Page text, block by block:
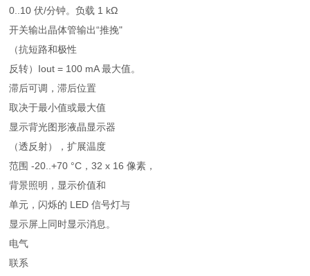
0..10 伏/分钟。负载 1 kΩ
开关输出晶体管输出“推挽"
（抗短路和极性
反转）Iout = 100 mA 最大值。
滞后可调，滞后位置
取决于最小值或最大值
显示背光图形液晶显示器
（透反射），扩展温度
范围 -20..+70 °C，32 x 16 像素，
背景照明，显示价值和
单元，闪烁的 LED 信号灯与
显示屏上同时显示消息。
电气
联系